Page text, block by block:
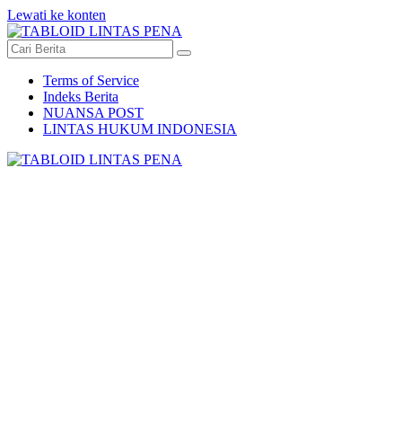
Lewati ke konten
Terms of Service
Indeks Berita
NUANSA POST
LINTAS HUKUM INDONESIA